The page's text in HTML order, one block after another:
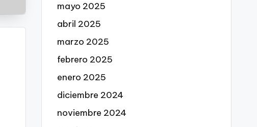
mayo 2025
abril 2025
marzo 2025
febrero 2025
enero 2025
diciembre 2024
noviembre 2024